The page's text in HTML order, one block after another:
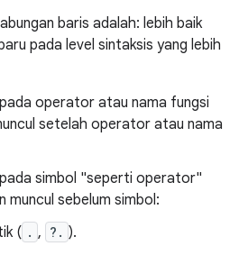
baris adalah: lebih baik
pada level sintaksis yang lebih
operator atau nama fungsi
setelah operator atau nama
simbol "seperti operator"
muncul sebelum simbol:
( . , ?. ).